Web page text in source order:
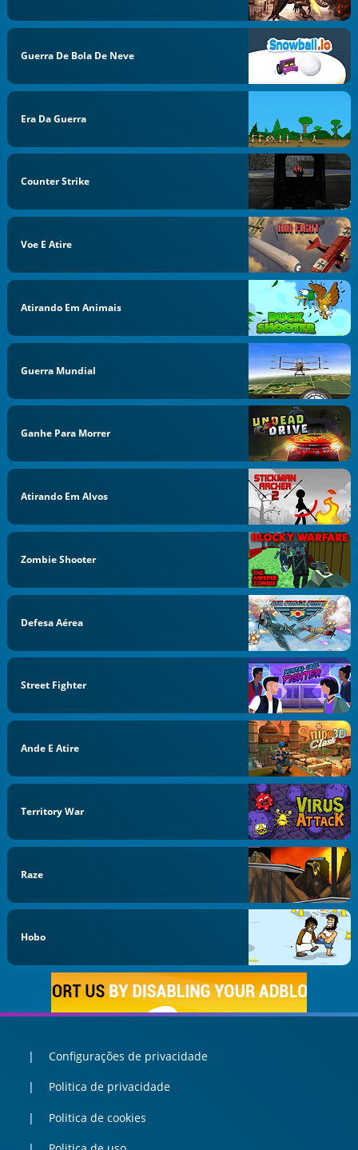
Guerra De Bola De Neve
Era Da Guerra
Counter Strike
Voe E Atire
Atirando Em Animais
Guerra Mundial
Ganhe Para Morrer
Atirando Em Alvos
Zombie Shooter
Defesa Aérea
Street Fighter
Ande E Atire
Territory War
Raze
Hobo
Configurações de privacidade
Politica de privacidade
Politica de cookies